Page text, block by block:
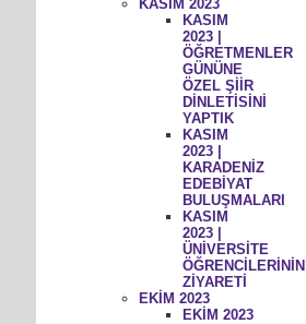
KASIM 2023
KASIM
2023 |
ÖĞRETMENLER
GÜNÜNE
ÖZEL ŞİİR
DİNLETİSİNİ
YAPTIK
KASIM
2023 |
KARADENİZ
EDEBİYAT
BULUŞMALARI
KASIM
2023 |
ÜNİVERSİTE
ÖĞRENCİLERİNİN
ZİYARETİ
EKİM 2023
EKİM 2023